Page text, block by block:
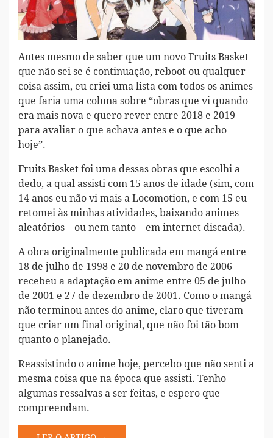
Antes mesmo de saber que um novo Fruits Basket
que não sei se é continuação, reboot ou qualquer
coisa assim, eu criei uma lista com todos os animes
que faria uma coluna sobre “obras que vi quando
era mais nova e quero rever entre 2018 e 2019
para avaliar o que achava antes e o que acho
hoje”.
Fruits Basket foi uma dessas obras que escolhi a
dedo, a qual assisti com 15 anos de idade (sim, com
14 anos eu não vi mais a Locomotion, e com 15 eu
retomei às minhas atividades, baixando animes
aleatórios – ou nem tanto – em internet discada).
A obra originalmente publicada em mangá entre
18 de julho de 1998 e 20 de novembro de 2006
recebeu a adaptação em anime entre 05 de julho
de 2001 e 27 de dezembro de 2001. Como o mangá
não terminou antes do anime, claro que tiveram
que criar um final original, que não foi tão bom
quanto o planejado.
Reassistindo o anime hoje, percebo que não senti a
mesma coisa que na época que assisti. Tenho
algumas ressalvas a ser feitas, e espero que
compreendam.